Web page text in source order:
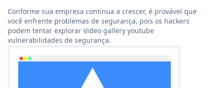
Conforme sua empresa continua a crescer, é provável que
você enfrente problemas de segurança, pois os hackers
podem tentar explorar Video gallery youtube
vulnerabilidades de segurança.